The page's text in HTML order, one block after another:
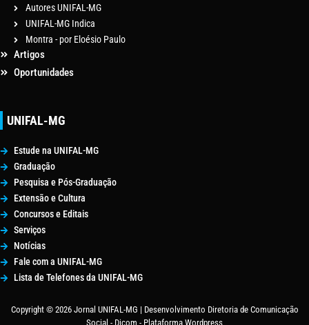
Autores UNIFAL-MG
UNIFAL-MG Indica
Montra - por Eloésio Paulo
Artigos
Oportunidades
UNIFAL-MG
Estude na UNIFAL-MG
Graduação
Pesquisa e Pós-Graduação
Extensão e Cultura
Concursos e Editais
Serviços
Notícias
Fale com a UNIFAL-MG
Lista de Telefones da UNIFAL-MG
Copyright © 2026 Jornal UNIFAL-MG | Desenvolvimento Diretoria de Comunicação
Social - Dicom - Plataforma Wordpress